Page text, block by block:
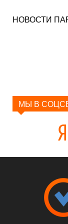
НОВОСТИ
МЫ В